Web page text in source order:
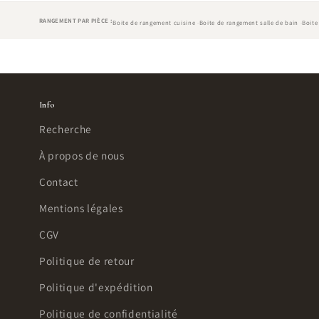
RANGEMENT PAR PIÈCE :Boite de rangement cuisine Boite de rangement salle de bain Boite
Info
Recherche
À propos de nous
Contact
Mentions légales
CGV
Politique de retour
Politique d'expédition
Politique de confidentialité